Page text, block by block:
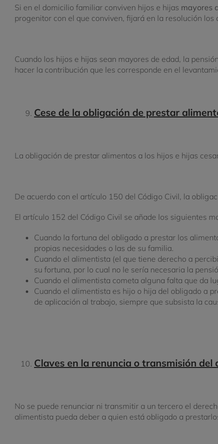
Si en el domicilio familiar conviven hijos e hijas mayores
progenitor con el que conviven, fijará en la resolución
Cuando los hijos e hijas sean mayores de edad, la
hacer la contribución que les corresponde en el
Cese de la obligación de prestar
La obligación de prestar alimentos a los hijos e hijas
De acuerdo con el artículo 150 del Código Civil, la
El artículo 152 del Código Civil se añade los siguientes
Cuando la fortuna del obligado a prestar los
propias necesidades o las de su familia.
Cuando el alimentista (el que tiene derecho a
su fortuna, por lo cual no le sería necesaria la
Cuando el alimentista cometa alguna falta que da
Cuando el alimentista es hijo o hija del obligado a
de aplicación al trabajo, siempre que subsista la
Claves en la renuncia o transmisión del
No se puede renunciar ni transmitir a un tercero el
alimentista pueda deber a quien está obligado a